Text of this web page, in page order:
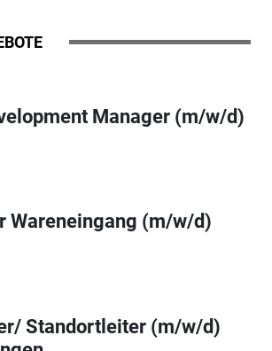
Manager (m/w/d)
Wareneingang (m/w/d)
Standortleiter (m/w/d)